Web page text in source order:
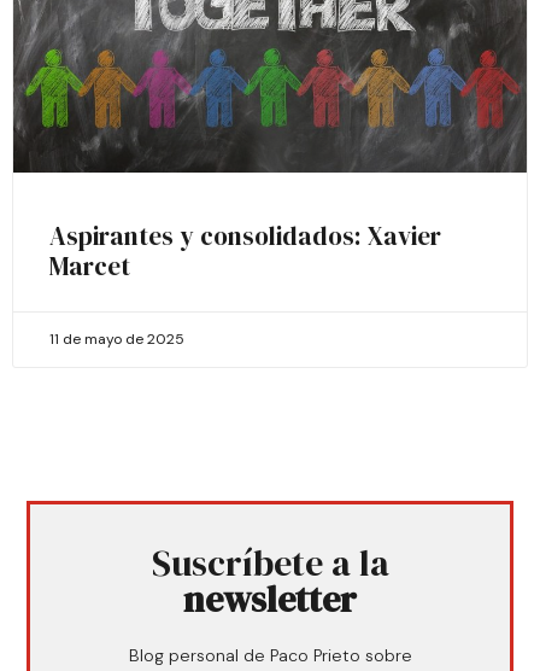
Aspirantes y consolidados: Xavier
Marcet
11 de mayo de 2025
Suscríbete a la
newsletter
Blog personal de Paco Prieto sobre